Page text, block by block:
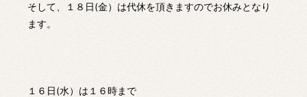
そして、１８日(金）は代休を頂きますのでお休みとなり
ます。
１６日(水）は１６時まで